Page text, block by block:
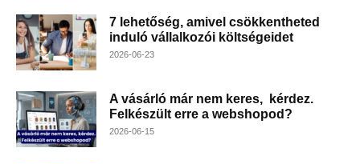
7 lehetőség, amivel csökkentheted
induló vállalkozói költségeidet
2026-06-23
A vásárló már nem keres, kérdez.
Felkészült erre a webshopod?
2026-06-15